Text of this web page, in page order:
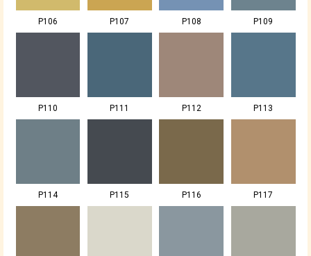
P106 P107 P108 P109
P110 P111 P112 P113
P114 P115 P116 P117